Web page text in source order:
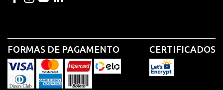
FORMAS DE PAGAMENTO CERTIFICADOS